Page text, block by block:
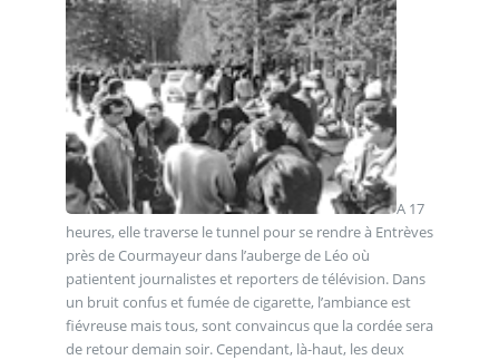
A 17
heures, elle traverse le tunnel pour se rendre à Entrèves
près de Courmayeur dans l’auberge de Léo où
patientent journalistes et reporters de télévision. Dans
un bruit confus et fumée de cigarette, l’ambiance est
fiévreuse mais tous, sont convaincus que la cordée sera
de retour demain soir. Cependant, là-haut, les deux